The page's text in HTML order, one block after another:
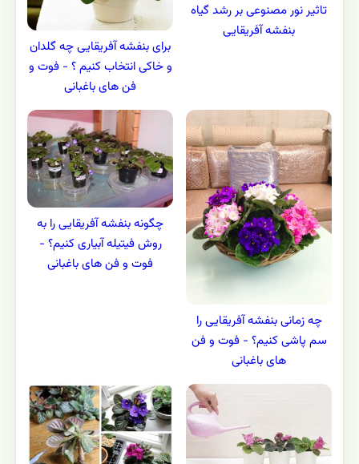
تاثیر نور مصنوعی بر رشد گیاه
بنفشه آفریقایی
برای بنفشه آفریقایی چه گلدان
و خاکی انتخاب کنیم ؟ - فوت و
فن های باغبانی
چه زمانی بنفشه آفریقایی را
سم پاشی کنیم؟ - فوت و فن
های باغبانی
چگونه بنفشه آفریقایی را به
روش فیتیله آبیاری کنیم؟ -
فوت و فن های باغبانی